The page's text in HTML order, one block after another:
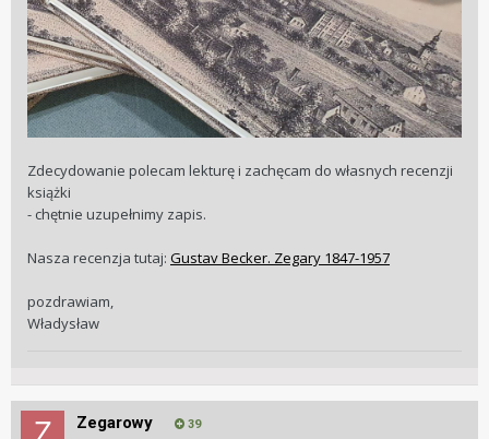
Zdecydowanie polecam lekturę i zachęcam do własnych recenzji
książki
- chętnie uzupełnimy zapis.
Nasza recenzja tutaj: Gustav Becker. Zegary 1847-1957
pozdrawiam,
Władysław
Zegarowy 39